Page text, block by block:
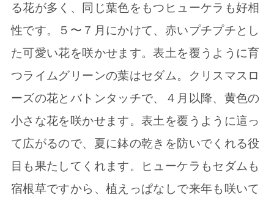
る花が多く、同じ葉色をもつヒューケラも好相
性です。５〜７月にかけて、赤いプチプチとし
た可愛い花を咲かせます。表土を覆うように育
つライムグリーンの葉はセダム。クリスマスロ
ーズの花とバトンタッチで、４月以降、黄色の
小さな花を咲かせます。表土を覆うように這っ
て広がるので、夏に鉢の乾きを防いでくれる役
目も果たしてくれます。ヒューケラもセダムも
宿根草ですから、植えっぱなしで来年も咲いて